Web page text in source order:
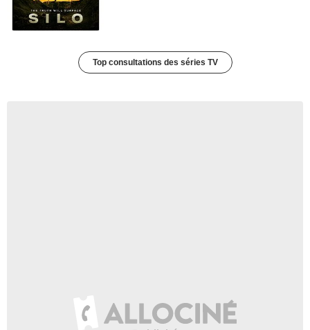
Top consultations des séries TV